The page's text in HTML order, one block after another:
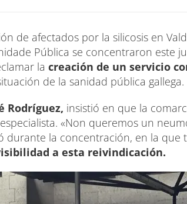
de afectados por la silicosis en
Pública se concentraron este
la creación de un servicio
de la sanidad pública gallega.
Rodríguez, insistió en que la
«Non queremos un
durante la concentración, en la que
a esta reivindicación.